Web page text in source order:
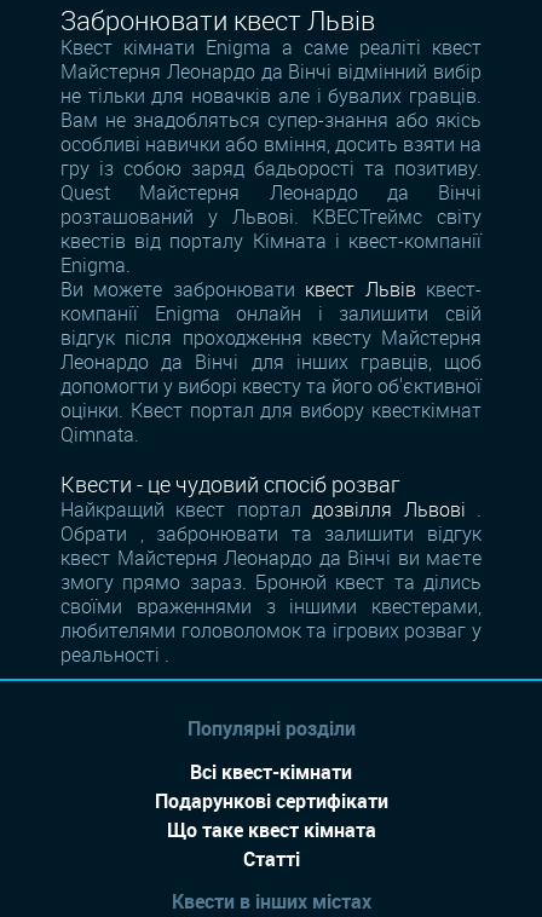
Забронювати квест Львів
Квест кімнати Enigma а саме реаліті квест
Майстерня Леонардо да Вінчі відмінний вибір
не тільки для новачків але і бувалих гравців.
Вам не знадобляться супер-знання або якісь
особливі навички або вміння, досить взяти на
гру із собою заряд бадьорості та позитиву.
Quest Майстерня Леонардо да Вінчі
розташований у Львові. КВЕСТгеймс світу
квестів від порталу Кімната і квест-компанії
Enigma.
Ви можете забронювати квест Львів квест-
компанії Enigma онлайн і залишити свій
відгук після проходження квесту Майстерня
Леонардо да Вінчі для інших гравців, щоб
допомогти у виборі квесту та його об'єктивної
оцінки. Квест портал для вибору квесткімнат
Qimnata.
Квести - це чудовий спосіб розваг
Найкращий квест порталдозвілля Львові .
Обрати , забронювати та залишити відгук
квест Майстерня Леонардо да Вінчі ви маєте
змогу прямо зараз. Бронюй квест та ділись
своїми враженнями з іншими квестерами,
любителями головоломок та ігрових розваг у
реальності .
Популярні розділи
Всі квест-кімнати
Подарункові сертифікати
Що таке квест кімната
Статті
Квести в інших містах